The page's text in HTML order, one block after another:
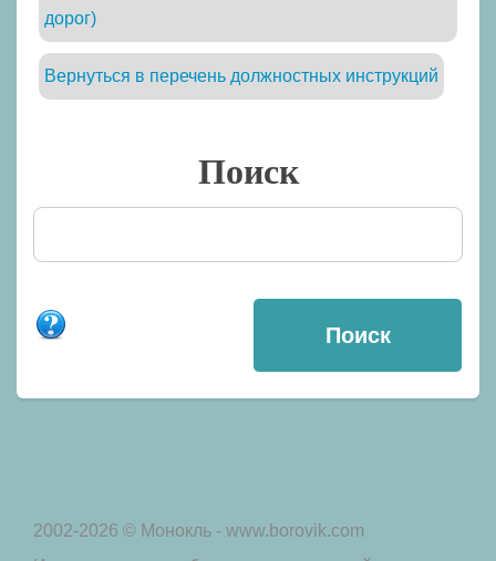
дорог)
Вернуться в перечень должностных инструкций
Поиск
2002-2026 © Монокль - www.borovik.com